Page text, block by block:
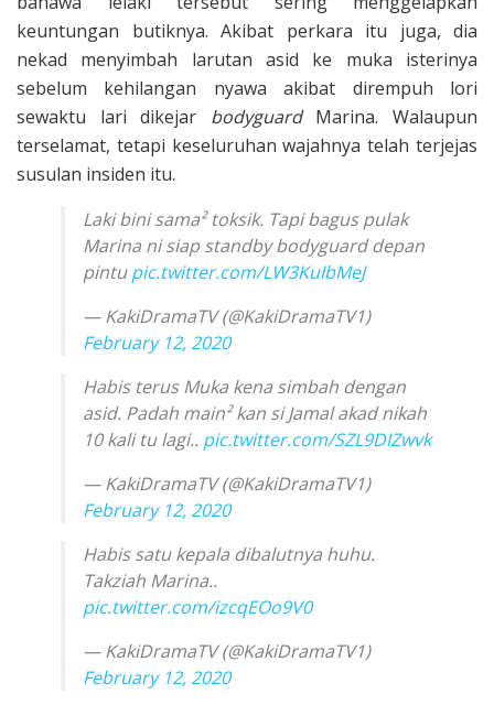
keuntungan butiknya. Akibat perkara itu juga, dia
nekad menyimbah larutan asid ke muka isterinya
sebelum kehilangan nyawa akibat dirempuh lori
sewaktu lari dikejar bodyguardMarina. Walaupun
terselamat, tetapi keseluruhan wajahnya telah terjejas
susulan insiden itu.
Laki bini sama² toksik. Tapi bagus pulak
Marina ni siap standby bodyguard depan
pintupic.twitter.com/LW3KuIbMeJ
— KakiDramaTV (@KakiDramaTV1)
February 12, 2020
Habis terus Muka kena simbah dengan
asid. Padah main² kan si Jamal akad nikah
10 kali tu lagi.. pic.twitter.com/SZL9DIZwvk
— KakiDramaTV (@KakiDramaTV1)
February 12, 2020
Habis satu kepala dibalutnya huhu.
Takziah Marina..
pic.twitter.com/izcqEOo9V0
— KakiDramaTV (@KakiDramaTV1)
February 12, 2020